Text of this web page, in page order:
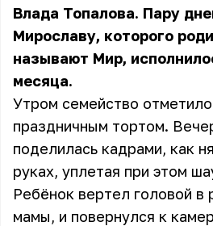
Влада Топалова. Пару
Мирославу, которого
называют Мир,
месяца.
Утром семейство
праздничным тортом.
поделилась кадрами, как
руках, уплетая при этом
Ребёнок вертел головой в
мамы, и повернулся к